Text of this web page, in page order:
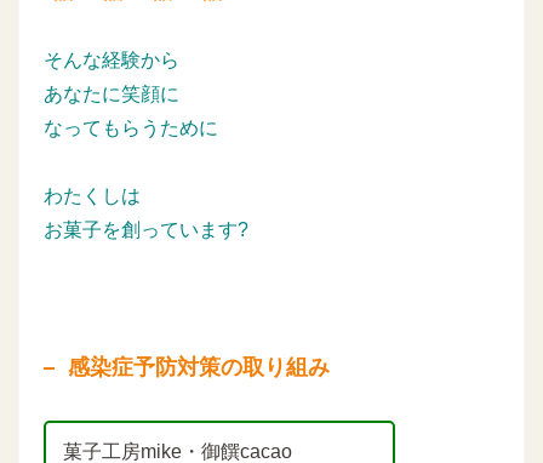
そんな経験から
あなたに笑顔に
なってもらうために
わたくしは
お菓子を創っています?
感染症予防対策の取り組み
菓子工房mike・御饌cacao